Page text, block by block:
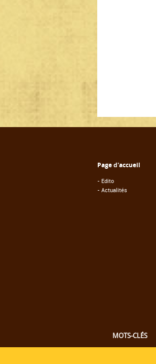
Page d'accueil
- Edito
- Actualités
MOTS-CLÉS